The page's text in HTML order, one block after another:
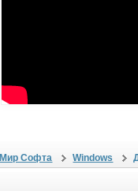
Мир Софта Windows